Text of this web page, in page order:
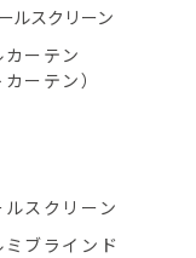
ルスクリーン
ーテン
カーテン）
スクリーン
ブラインド